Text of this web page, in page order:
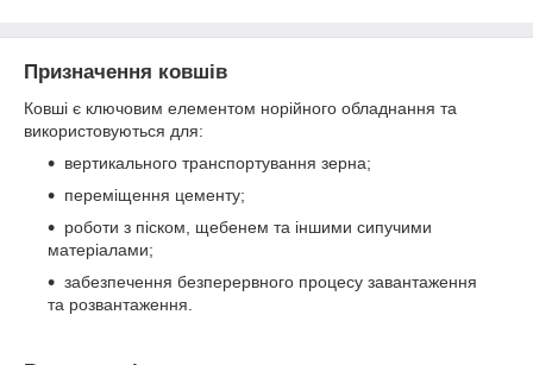
Призначення ковшів
Ковші є ключовим елементом норійного обладнання та
використовуються для:
вертикального транспортування зерна;
переміщення цементу;
роботи з піском, щебенем та іншими сипучими
матеріалами;
забезпечення безперервного процесу завантаження
та розвантаження.